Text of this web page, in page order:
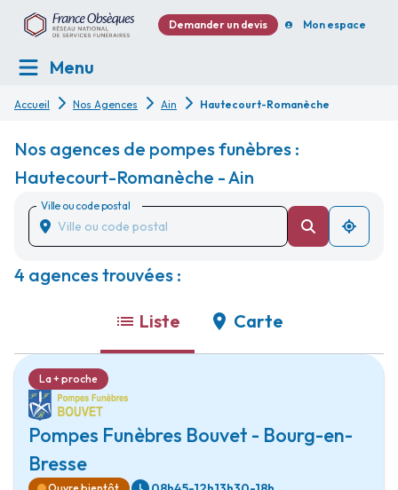
Demander un devis Mon espace
Menu
Accueil Nos Agences Ain Hautecourt-Romanèche
Nos agences de pompes funèbres :
Hautecourt-Romanèche - Ain
Ville ou code postal
4 agences trouvées :
Liste Carte
Pompes Funèbres Bouvet - Bourg-en-
Bresse
La + proche